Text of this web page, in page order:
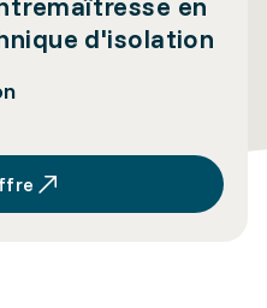
d'isolation